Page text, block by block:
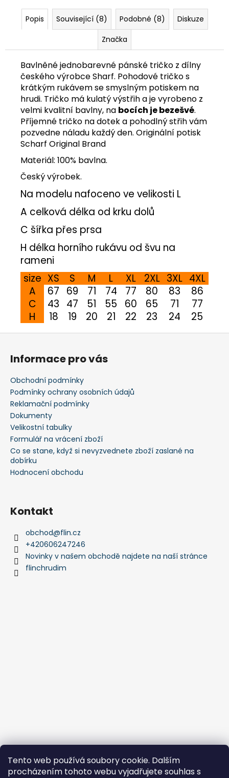
Tento web používá soubory cookie. Dalším
procházením tohoto webu vyjadřujete souhlas s
Popis Související (8) Podobné (8)
Diskuze
Značka
Bavlněné jednobarevné pánské tričko z dílny
českého výrobce Sharf. Pohodové tričko s
krátkým rukávem se smyslným potiskem na
hrudi. Tričko má kulatý výstřih a je vyrobeno z
velmi kvalitní bavlny, na bocích je bezešvé.
Příjemné tričko na dotek a pohodlný střih vám
pozvedne náladu každý den. Originální potisk
Scharf Original Brand
Materiál: 100% bavlna.
Český výrobek.
Na modelu nafoceno ve velikosti L
A celková délka od krku dolů
C šířka přes prsa
H délka horního rukávu od švu na
rameni
size XS S M L XL 2XL 3XL 4XL
A
67 69 71 74 77 80 83
86
C
43 47 51 55 60 65 71
77
H
18 19 20 21 22 23 24 25
699
Původně:
Kč
Z
Informace pro vás
Obchodní podmínky
Podmínky ochrany osobních údajů
Reklamační podmínky
Dokumenty
Velikostní tabulky
Formulář na vrácení zboží
Co se stane, když si nevyzvednete zboží zaslané na
dobírku
Hodnocení obchodu
Kontakt
obchod@flin.cz
+420606247246
Novinky v našem obchodě najdete na naší stránce
flinchrudim